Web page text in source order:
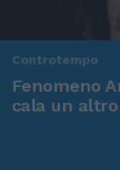
Controtempo
Fenomeno
cala un altro